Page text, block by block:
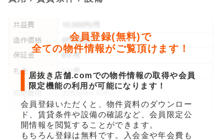
会員登録(無料)で
全ての物件情報がご覧頂けます！
居抜き店舗.comでの物件情報の取得や会員
限定機能の利用が可能になります！
会員登録いただくと、物件資料のダウンロー
ド、賃貸条件や設備の確認など、会員限定公
開情報を閲覧することができます。
もちろん登録は無料です。入会金や年会費も